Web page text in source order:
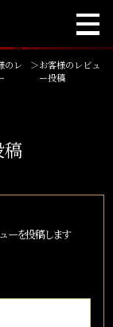
のレ
＞お客様のレビュ
ー投稿
稿
ーを投稿します